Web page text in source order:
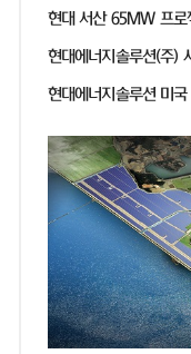
현대 서산 65MW 프로
현대에너지솔루션(주)
현대에너지솔루션 미